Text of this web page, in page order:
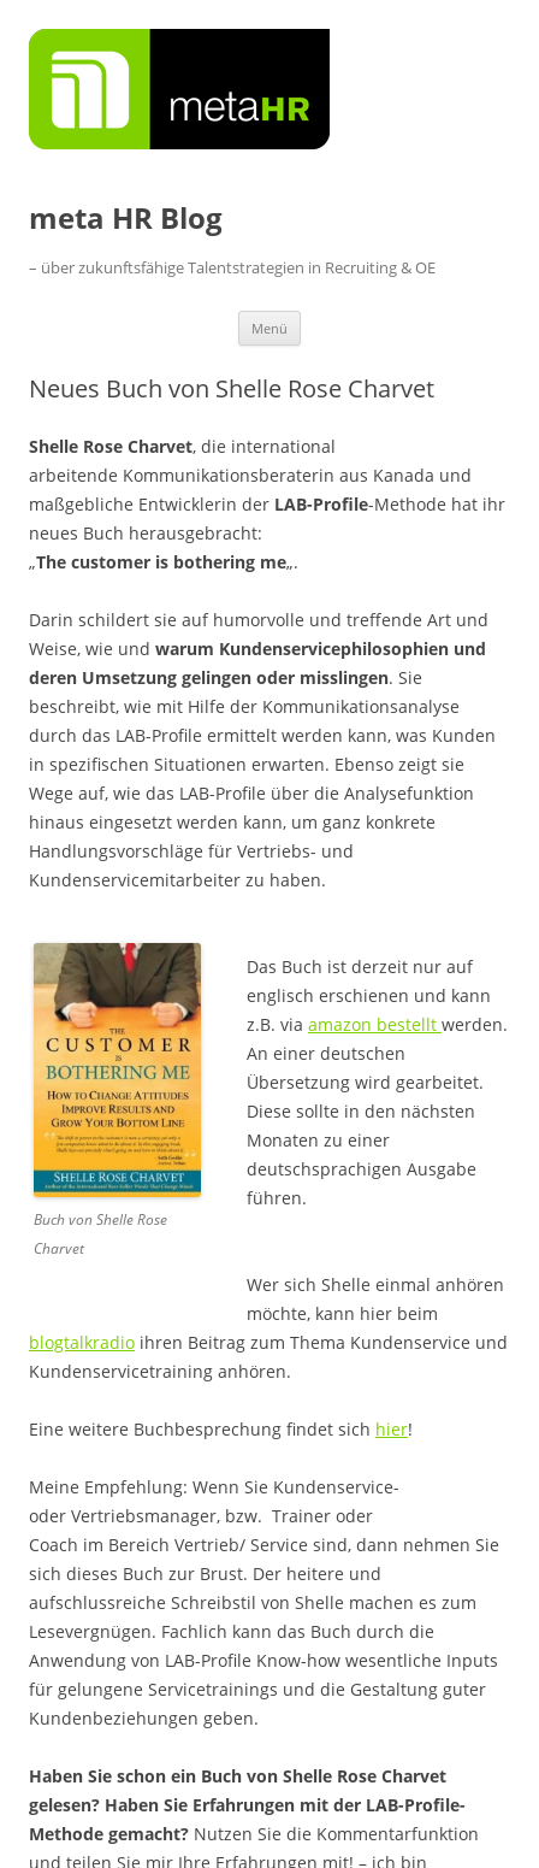
Inhalt
springen
meta HR Blog
– über zukunftsfähige Talentstrategien in Recruiting & OE
Menü
Neues Buch von Shelle Rose Charvet
Shelle Rose Charvet, die international
arbeitende Kommunikationsberaterin aus Kanada und
maßgebliche Entwicklerin der LAB-Profile-Methode hat ihr
neues Buch herausgebracht:
„The customer is bothering me„.
Darin schildert sie auf humorvolle und treffende Art und
Weise, wie und warum Kundenservicephilosophien und
deren Umsetzung gelingen oder misslingen. Sie
beschreibt, wie mit Hilfe der Kommunikationsanalyse
durch das LAB-Profile ermittelt werden kann, was Kunden
in spezifischen Situationen erwarten. Ebenso zeigt sie
Wege auf, wie das LAB-Profile über die Analysefunktion
hinaus eingesetzt werden kann, um ganz konkrete
Handlungsvorschläge für Vertriebs- und
Kundenservicemitarbeiter zu haben.
Buch von Shelle Rose
Charvet
Das Buch ist derzeit nur auf
englisch erschienen und kann
z.B. via amazon bestellt werden.
An einer deutschen
Übersetzung wird gearbeitet.
Diese sollte in den nächsten
Monaten zu einer
deutschsprachigen Ausgabe
führen.
Wer sich Shelle einmal anhören
möchte, kann hier beim
blogtalkradio ihren Beitrag zum Thema Kundenservice und
Kundenservicetraining anhören.
Eine weitere Buchbesprechung findet sich hier!
Meine Empfehlung: Wenn Sie Kundenservice-
oder Vertriebsmanager, bzw. Trainer oder
Coach im Bereich Vertrieb/ Service sind, dann nehmen Sie
sich dieses Buch zur Brust. Der heitere und
aufschlussreiche Schreibstil von Shelle machen es zum
Lesevergnügen. Fachlich kann das Buch durch die
Anwendung von LAB-Profile Know-how wesentliche Inputs
für gelungene Servicetrainings und die Gestaltung guter
Kundenbeziehungen geben.
Haben Sie schon ein Buch von Shelle Rose Charvet
gelesen? Haben Sie Erfahrungen mit der LAB-Profile-
Methode gemacht? Nutzen Sie die Kommentarfunktion
und teilen Sie mir Ihre Erfahrungen mit! – ich bin